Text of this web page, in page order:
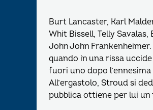
Burt Lancaster, Karl
Whit Bissell, Telly
John John
quando in una rissa
fuori uno dopo
All’ergastolo, Stroud si
pubblica ottiene per lui